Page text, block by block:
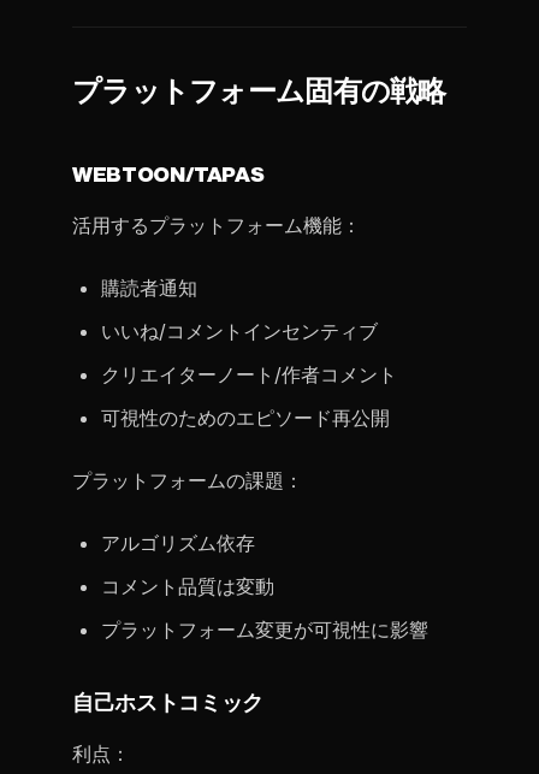
プラットフォーム固有の戦略
WEBTOON/TAPAS
活用するプラットフォーム機能：
購読者通知
いいね/コメントインセンティブ
クリエイターノート/作者コメント
可視性のためのエピソード再公開
プラットフォームの課題：
アルゴリズム依存
コメント品質は変動
プラットフォーム変更が可視性に影響
自己ホストコミック
利点：